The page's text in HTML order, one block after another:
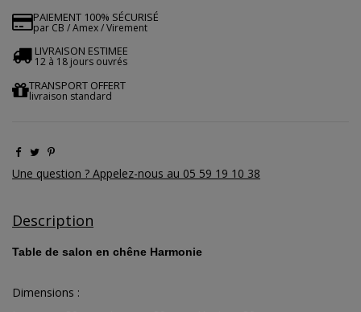
PAIEMENT 100% SÉCURISÉ
par CB / Amex / Virement
LIVRAISON ESTIMEE
12 à 18 jours ouvrés
TRANSPORT OFFERT
livraison standard
Une question ? Appelez-nous au 05 59 19 10 38
Description
Table de salon en chêne Harmonie
Dimensions :